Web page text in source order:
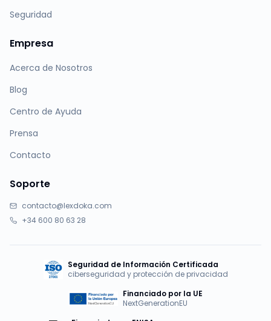
Seguridad
Empresa
Acerca de Nosotros
Blog
Centro de Ayuda
Prensa
Contacto
Soporte
contacto@lexdoka.com
+34 600 80 63 28
Seguridad de Información Certificada
ciberseguridad y protección de privacidad
Financiado por la UE
NextGenerationEU